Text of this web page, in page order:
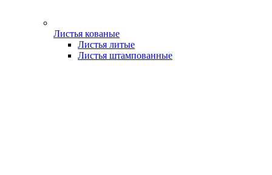
Листья кованые
Листья литые
Листья штампованные